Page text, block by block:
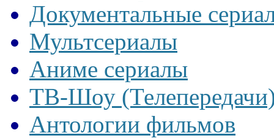
Документальные
Мультсериалы
Аниме сериалы
ТВ-Шоу
Антологии фильмов